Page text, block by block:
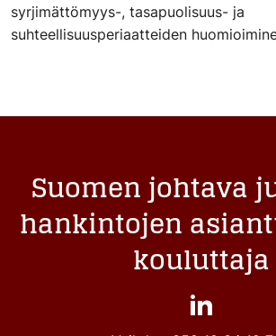
syrjimättömyys-, tasapuolisuus- ja
suhteellisuusperiaatteiden
Suomen johtava
hankintojen
kouluttaja